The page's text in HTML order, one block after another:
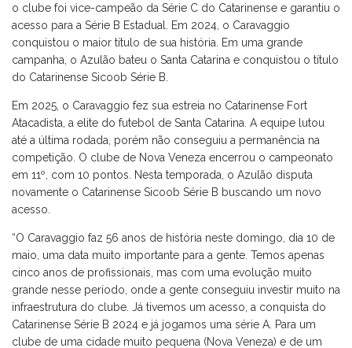
o clube foi vice-campeão da Série C do Catarinense e garantiu o
acesso para a Série B Estadual. Em 2024, o Caravaggio
conquistou o maior título de sua história. Em uma grande
campanha, o Azulão bateu o Santa Catarina e conquistou o título
do Catarinense Sicoob Série B.
Em 2025, o Caravaggio fez sua estreia no Catarinense Fort
Atacadista, a elite do futebol de Santa Catarina. A equipe lutou
até a última rodada, porém não conseguiu a permanência na
competição. O clube de Nova Veneza encerrou o campeonato
em 11º, com 10 pontos. Nesta temporada, o Azulão disputa
novamente o Catarinense Sicoob Série B buscando um novo
acesso.
“O Caravaggio faz 56 anos de história neste domingo, dia 10 de
maio, uma data muito importante para a gente. Temos apenas
cinco anos de profissionais, mas com uma evolução muito
grande nesse período, onde a gente conseguiu investir muito na
infraestrutura do clube. Já tivemos um acesso, a conquista do
Catarinense Série B 2024 e já jogamos uma série A. Para um
clube de uma cidade muito pequena (Nova Veneza) e de um